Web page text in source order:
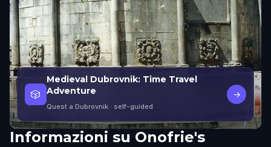
🎲
Medieval Dubrovnik: Time Travel
Adventure
Quest a Dubrovnik · self-guided
→
Informazioni su Onofrie's